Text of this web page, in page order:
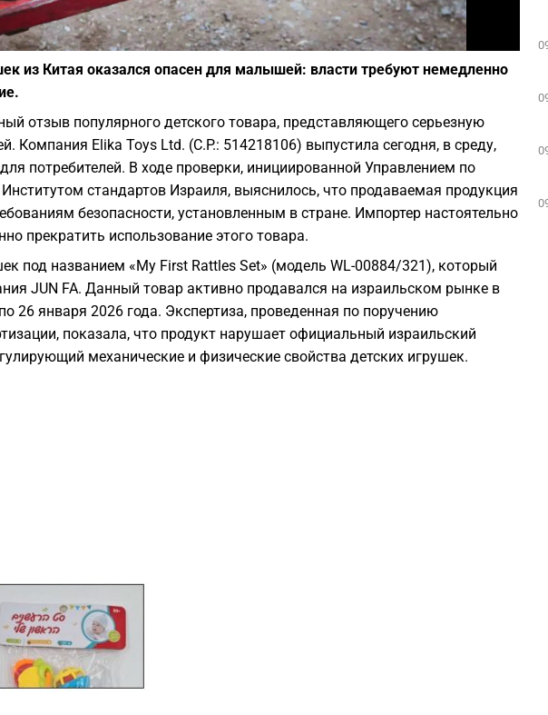
Фото: depositphotos.com
из Китая оказался опасен для малышей: власти требуют немедленно
отзыв популярного детского товара, представляющего серьезную
Компания Elika Toys Ltd. (C.P.: 514218106) выпустила сегодня, в среду,
потребителей. В ходе проверки, инициированной Управлением по
стандартов Израиля, выяснилось, что продаваемая продукция
безопасности, установленным в стране. Импортер настоятельно
прекратить использование этого товара.
под названием «My First Rattles Set» (модель WL-00884/321), который
JUN FA. Данный товар активно продавался на израильском рынке в
26 января 2026 года. Экспертиза, проведенная по поручению
показала, что продукт нарушает официальный израильский
механические и физические свойства детских игрушек.